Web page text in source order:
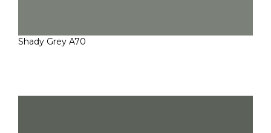
Shady Grey A70